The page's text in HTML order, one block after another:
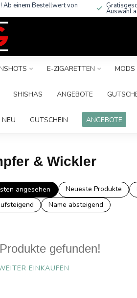
Ab einem Bestellwert von
Auswahl
E-ZIGARETTEN MODS
SHISHAS ANGEBOTE
NEU GUTSCHEIN ANGEBOTE
& Wickler
angesehen Neueste Produkte
Name absteigend
gefunden!
EINKAUFEN